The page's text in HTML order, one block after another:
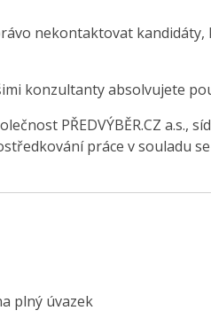
nekontaktovat
konzultanty absolvujete
PŘEDVÝBĚR.CZ a.s.,
práce v souladu
plný úvazek